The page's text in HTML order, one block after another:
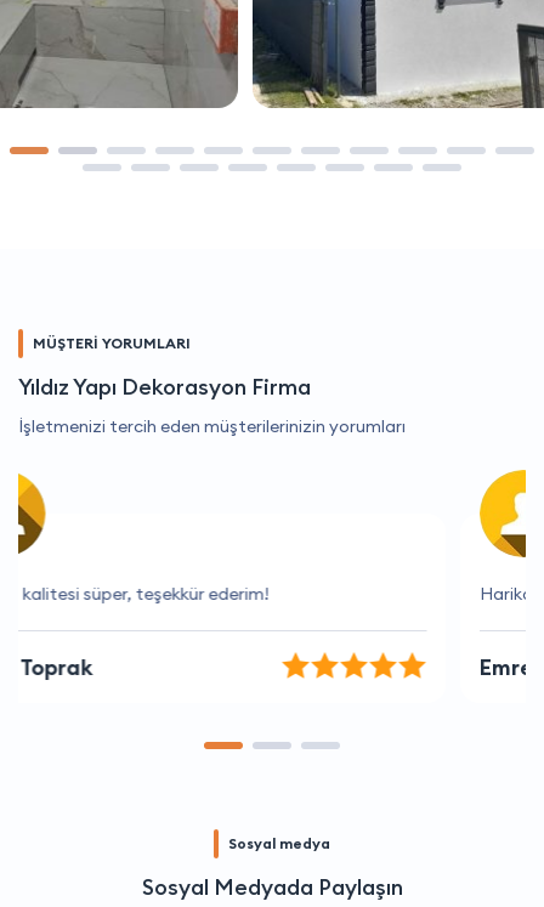
MÜŞTERİ YORUMLARI
Yıldız Yapı Dekorasyon Firma
İşletmenizi tercih eden müşterilerinizin yorumları
Harika fiyatlar ve mükemmel hizmet.
Emre Arslan
Sosyal medya
Sosyal Medyada Paylaşın